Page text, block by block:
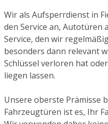
Wir als Aufsperrdienst in
den Service an, Autotüren
Service, den wir
besonders dann relevant
Schlüssel verloren hat
liegen lassen.
Unsere oberste Prämisse
Fahrzeugtüren ist es, Ihr